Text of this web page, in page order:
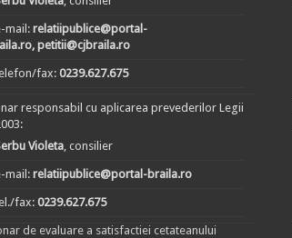
mail:relatiipublice@portal-
petitii@cjbraila.ro
fax: 0239.627.675
responsabil cu aplicarea prevederilor Legii
Violeta, consilier
mail:relatiipublice@portal-braila.ro
fax: 0239.627.675
de evaluare a satisfactiei cetateanului